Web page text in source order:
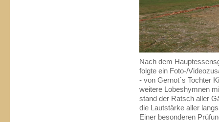
Nach dem
folgte ein Foto-/
- von Gernot´s Tochter
weitere Lobeshymnen
stand der Ratsch aller
die Lautstärke aller
Einer besonderen